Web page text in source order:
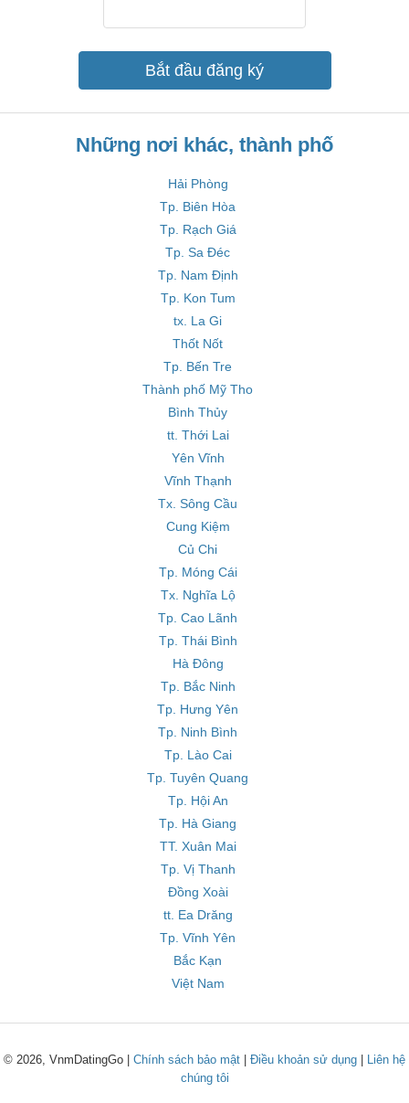
Bắt đầu đăng ký
Những nơi khác, thành phố
Hải Phòng
Tp. Biên Hòa
Tp. Rạch Giá
Tp. Sa Đéc
Tp. Nam Định
Tp. Kon Tum
tx. La Gi
Thốt Nốt
Tp. Bến Tre
Thành phố Mỹ Tho
Bình Thủy
tt. Thới Lai
Yên Vĩnh
Vĩnh Thạnh
Tx. Sông Cầu
Cung Kiệm
Củ Chi
Tp. Móng Cái
Tx. Nghĩa Lộ
Tp. Cao Lãnh
Tp. Thái Bình
Hà Đông
Tp. Bắc Ninh
Tp. Hưng Yên
Tp. Ninh Bình
Tp. Lào Cai
Tp. Tuyên Quang
Tp. Hội An
Tp. Hà Giang
TT. Xuân Mai
Tp. Vị Thanh
Đồng Xoài
tt. Ea Drăng
Tp. Vĩnh Yên
Bắc Kạn
Việt Nam
© 2026, VnmDatingGo | Chính sách bảo mật Điều khoản sử dụng
Liên hệ
chúng tôi